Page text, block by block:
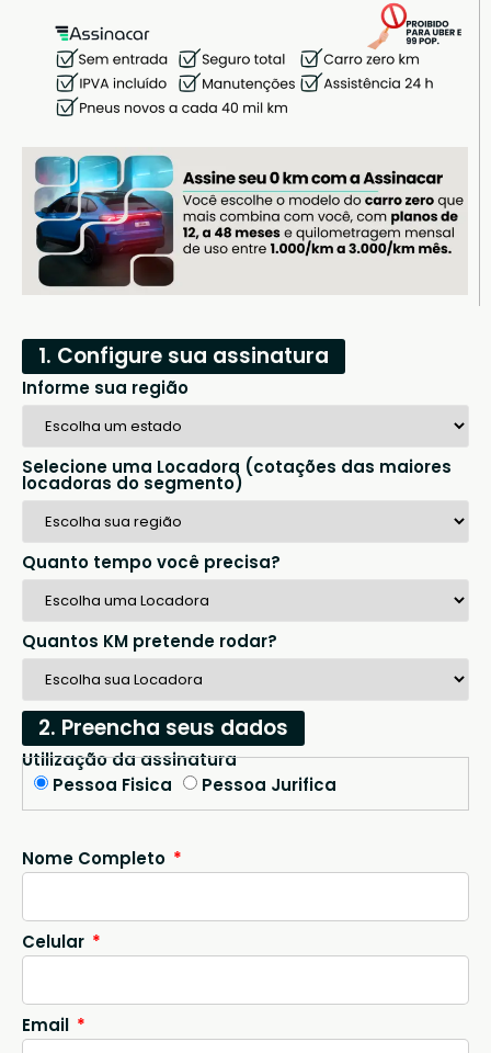
1. Configure sua assinatura
Informe sua região
Selecione uma Locadora (cotações das maiores
locadoras do segmento)
Quanto tempo você precisa?
Quantos KM pretende rodar?
2. Preencha seus dados
Utilização da assinatura
Pessoa Fisica
Pessoa Jurifica
Nome Completo
Celular
Email